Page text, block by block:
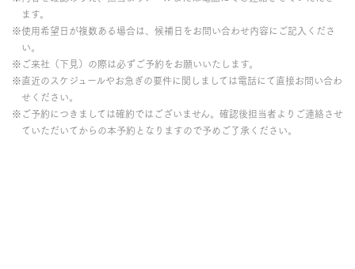
ます。
※使用希望日が複数ある場合は、候補日をお問い合わせ内容にご記入くださ
い。
※ご来社（下見）の際は必ずご予約をお願いいたします。
※直近のスケジュールやお急ぎの要件に関しましては電話にて直接お問い合わ
せください。
※ご予約につきましては確約ではございません。確認後担当者よりご連絡させ
ていただいてからの本予約となりますので予めご了承ください。